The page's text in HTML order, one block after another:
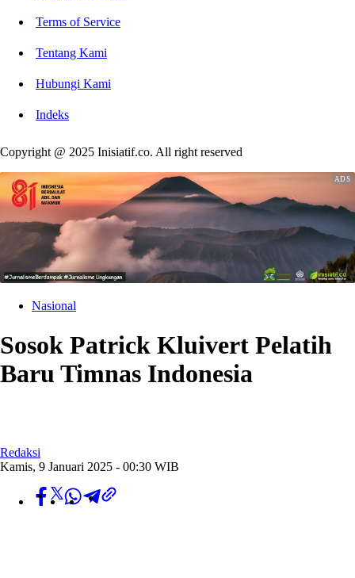
Terms of Service
Tentang Kami
Hubungi Kami
Indeks
Copyright @ 2025 Inisiatif.co. All right reserved
Nasional
Sosok Patrick Kluivert Pelatih
Baru Timnas Indonesia
Redaksi
Kamis, 9 Januari 2025 - 00:30 WIB